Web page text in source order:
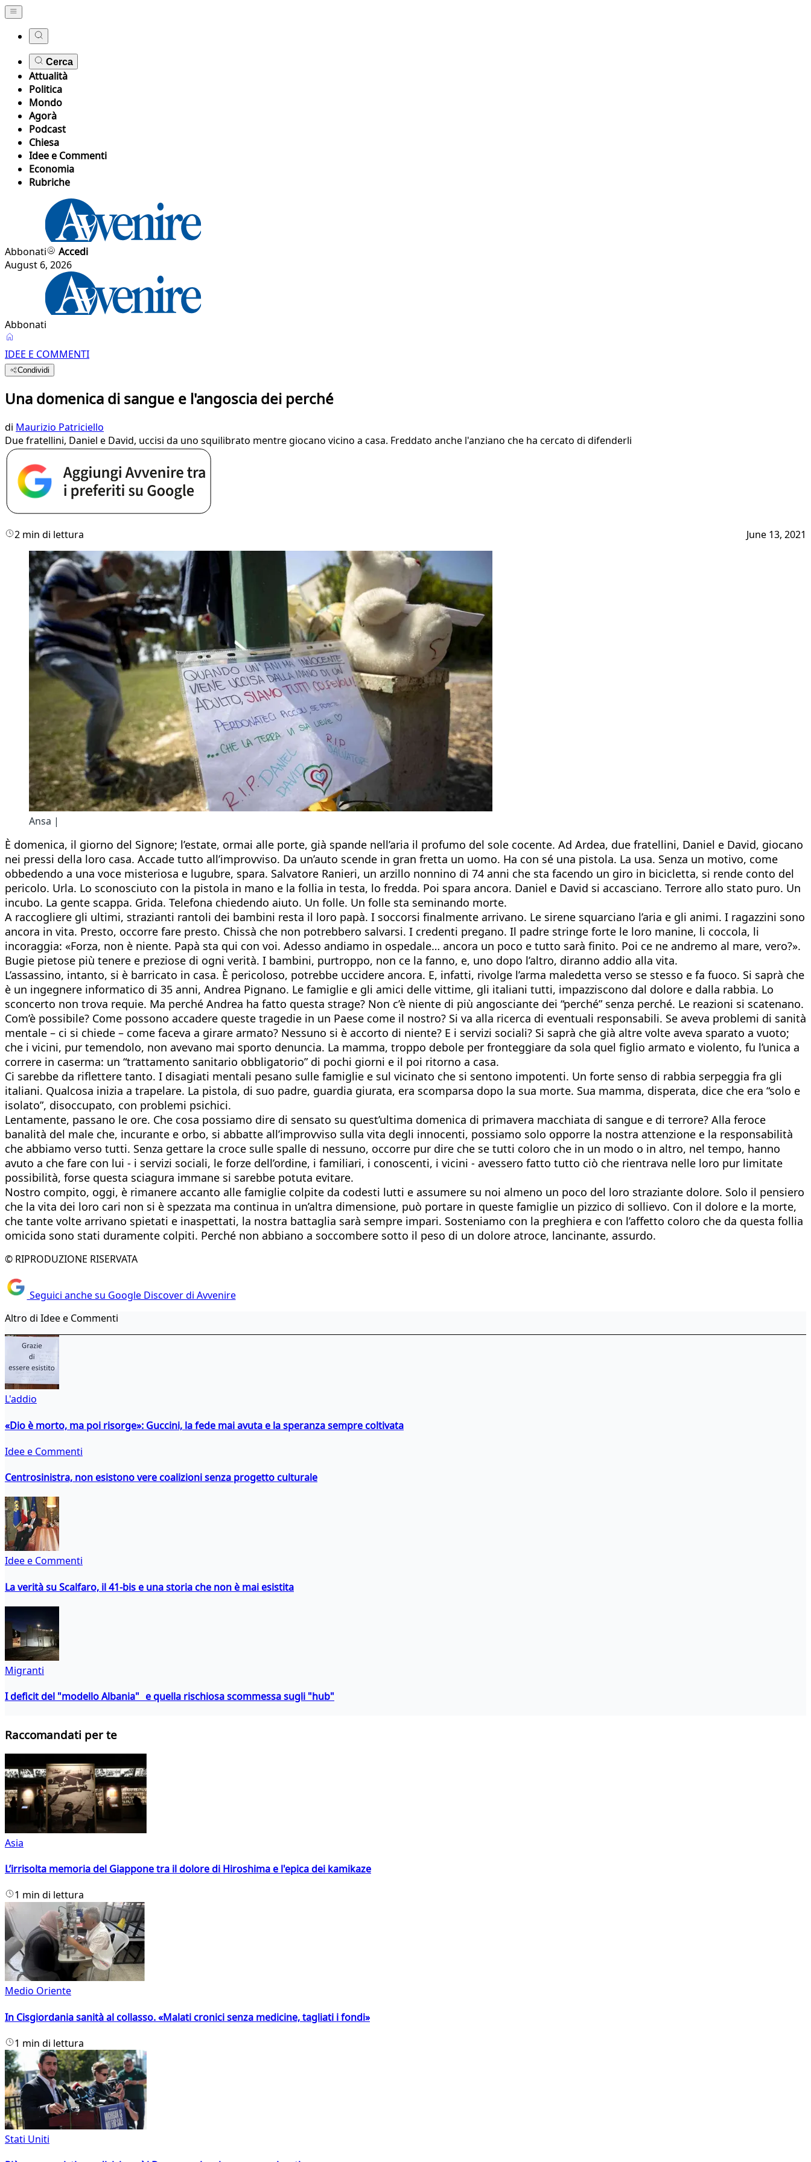
Cerca
Attualità
Politica
Mondo
Agorà
Podcast
Chiesa
Idee e Commenti
Economia
Rubriche
Abbonati
Accedi
August 6, 2026
Abbonati
IDEE E COMMENTI
Condividi
Una domenica di sangue e l'angoscia dei perché
di Maurizio Patriciello
Due fratellini, Daniel e David, uccisi da uno squilibrato mentre giocano vicino a casa. Freddato anche l'anziano che ha cercato di difenderli
2 min di lettura June 13, 2021
Ansa |
È domenica, il giorno del Signore; l’estate, ormai alle porte, già spande nell’aria il profumo del sole cocente. Ad Ardea, due fratellini, Daniel e David, giocano
nei pressi della loro casa. Accade tutto all’improvviso. Da un’auto scende in gran fretta un uomo. Ha con sé una pistola. La usa. Senza un motivo, come
obbedendo a una voce misteriosa e lugubre, spara. Salvatore Ranieri, un arzillo nonnino di 74 anni che sta facendo un giro in bicicletta, si rende conto del
pericolo. Urla. Lo sconosciuto con la pistola in mano e la follia in testa, lo fredda. Poi spara ancora. Daniel e David si accasciano. Terrore allo stato puro. Un
incubo. La gente scappa. Grida. Telefona chiedendo aiuto. Un folle. Un folle sta seminando morte.
A raccogliere gli ultimi, strazianti rantoli dei bambini resta il loro papà. I soccorsi finalmente arrivano. Le sirene squarciano l’aria e gli animi. I ragazzini sono
ancora in vita. Presto, occorre fare presto. Chissà che non potrebbero salvarsi. I credenti pregano. Il padre stringe forte le loro manine, li coccola, li
incoraggia: «Forza, non è niente. Papà sta qui con voi. Adesso andiamo in ospedale… ancora un poco e tutto sarà finito. Poi ce ne andremo al mare, vero?».
Bugie pietose più tenere e preziose di ogni verità. I bambini, purtroppo, non ce la fanno, e, uno dopo l’altro, diranno addio alla vita.
L’assassino, intanto, si è barricato in casa. È pericoloso, potrebbe uccidere ancora. E, infatti, rivolge l’arma maledetta verso se stesso e fa fuoco. Si saprà che
è un ingegnere informatico di 35 anni, Andrea Pignano. Le famiglie e gli amici delle vittime, gli italiani tutti, impazziscono dal dolore e dalla rabbia. Lo
sconcerto non trova requie. Ma perché Andrea ha fatto questa strage? Non c’è niente di più angosciante dei “perché” senza perché. Le reazioni si scatenano.
Com’è possibile? Come possono accadere queste tragedie in un Paese come il nostro? Si va alla ricerca di eventuali responsabili. Se aveva problemi di sanità
mentale – ci si chiede – come faceva a girare armato? Nessuno si è accorto di niente? E i servizi sociali? Si saprà che già altre volte aveva sparato a vuoto;
che i vicini, pur temendolo, non avevano mai sporto denuncia. La mamma, troppo debole per fronteggiare da sola quel figlio armato e violento, fu l’unica a
correre in caserma: un “trattamento sanitario obbligatorio” di pochi giorni e il poi ritorno a casa.
Ci sarebbe da riflettere tanto. I disagiati mentali pesano sulle famiglie e sul vicinato che si sentono impotenti. Un forte senso di rabbia serpeggia fra gli
italiani. Qualcosa inizia a trapelare. La pistola, di suo padre, guardia giurata, era scomparsa dopo la sua morte. Sua mamma, disperata, dice che era “solo e
isolato”, disoccupato, con problemi psichici.
Lentamente, passano le ore. Che cosa possiamo dire di sensato su quest’ultima domenica di primavera macchiata di sangue e di terrore? Alla feroce
banalità del male che, incurante e orbo, si abbatte all’improvviso sulla vita degli innocenti, possiamo solo opporre la nostra attenzione e la responsabilità
che abbiamo verso tutti. Senza gettare la croce sulle spalle di nessuno, occorre pur dire che se tutti coloro che in un modo o in altro, nel tempo, hanno
avuto a che fare con lui - i servizi sociali, le forze dell’ordine, i familiari, i conoscenti, i vicini - avessero fatto tutto ciò che rientrava nelle loro pur limitate
possibilità, forse questa sciagura immane si sarebbe potuta evitare.
Nostro compito, oggi, è rimanere accanto alle famiglie colpite da codesti lutti e assumere su noi almeno un poco del loro straziante dolore. Solo il pensiero
che la vita dei loro cari non si è spezzata ma continua in un’altra dimensione, può portare in queste famiglie un pizzico di sollievo. Con il dolore e la morte,
che tante volte arrivano spietati e inaspettati, la nostra battaglia sarà sempre impari. Sosteniamo con la preghiera e con l’affetto coloro che da questa follia
omicida sono stati duramente colpiti. Perché non abbiano a soccombere sotto il peso di un dolore atroce, lancinante, assurdo.
© RIPRODUZIONE RISERVATA
Seguici anche su Google Discover di Avvenire
Altro di Idee e Commenti
L'addio
«Dio è morto, ma poi risorge»: Guccini, la fede mai avuta e la speranza sempre coltivata
Idee e Commenti
Centrosinistra, non esistono vere coalizioni senza progetto culturale
Idee e Commenti
La verità su Scalfaro, il 41-bis e una storia che non è mai esistita
Migranti
I deficit del "modello Albania" e quella rischiosa scommessa sugli "hub"
Raccomandati per te
Asia
L’irrisolta memoria del Giappone tra il dolore di Hiroshima e l'epica dei kamikaze
1 min di lettura
Medio Oriente
In Cisgiordania sanità al collasso. «Malati cronici senza medicine, tagliati i fondi»
1 min di lettura
Stati Uniti